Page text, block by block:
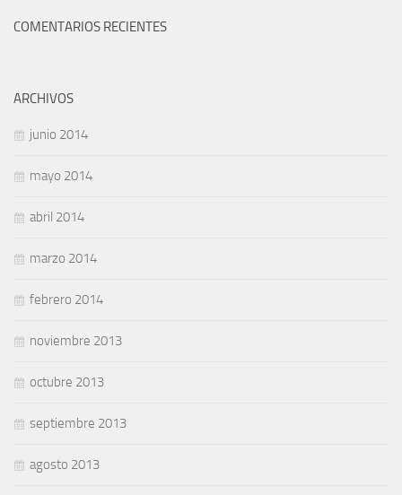
COMENTARIOS RECIENTES
ARCHIVOS
junio 2014
mayo 2014
abril 2014
marzo 2014
febrero 2014
noviembre 2013
octubre 2013
septiembre 2013
agosto 2013